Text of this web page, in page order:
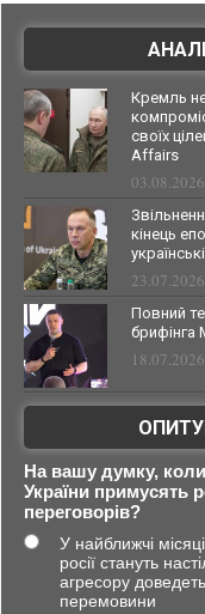
Кремль
своїх
Affairs
кінець
Повний
На вашу думку, коли
України примусять
переговорів?
У найближчі
росії стануть
агресору
перемовини